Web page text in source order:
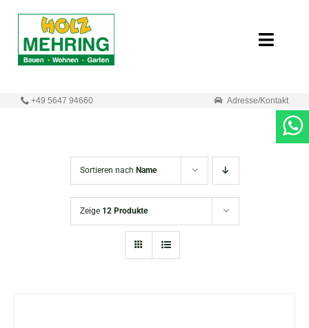
springen
Toggle
+49 5647 94660 Adresse/Kontakt
Sortieren nach Name
Zeige 12 Produkte